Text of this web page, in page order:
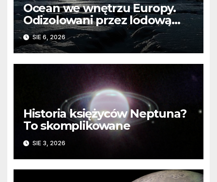
Ocean we wnętrzu Europy.
Odizolowani przez lodową
barierę
SIE 6, 2026
Historia księżyców Neptuna?
To skomplikowane
SIE 3, 2026